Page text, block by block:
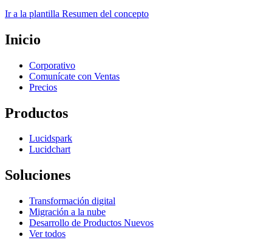
Ir a la plantilla Resumen del concepto
Inicio
Corporativo
Comunícate con Ventas
Precios
Productos
Lucidspark
Lucidchart
Soluciones
Transformación digital
Migración a la nube
Desarrollo de Productos Nuevos
Ver todos